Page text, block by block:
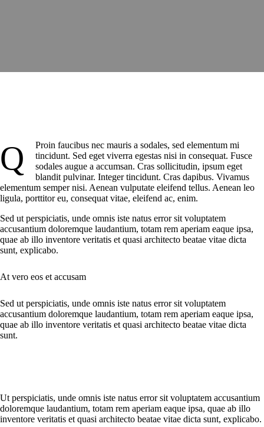
Q
Proin faucibus nec mauris a sodales, sed elementum mi
tincidunt. Sed eget viverra egestas nisi in consequat. Fusce
sodales augue a accumsan. Cras sollicitudin, ipsum eget
blandit pulvinar. Integer tincidunt. Cras dapibus. Vivamus
elementum semper nisi. Aenean vulputate eleifend tellus. Aenean leo
ligula, porttitor eu, consequat vitae, eleifend ac, enim.
Sed ut perspiciatis, unde omnis iste natus error sit voluptatem
accusantium doloremque laudantium, totam rem aperiam eaque ipsa,
quae ab illo inventore veritatis et quasi architecto beatae vitae dicta
sunt, explicabo.
At vero eos et accusam
Sed ut perspiciatis, unde omnis iste natus error sit voluptatem
accusantium doloremque laudantium, totam rem aperiam eaque ipsa,
quae ab illo inventore veritatis et quasi architecto beatae vitae dicta
sunt.
Ut perspiciatis, unde omnis iste natus error sit voluptatem accusantium
doloremque laudantium, totam rem aperiam eaque ipsa, quae ab illo
inventore veritatis et quasi architecto beatae vitae dicta sunt, explicabo.